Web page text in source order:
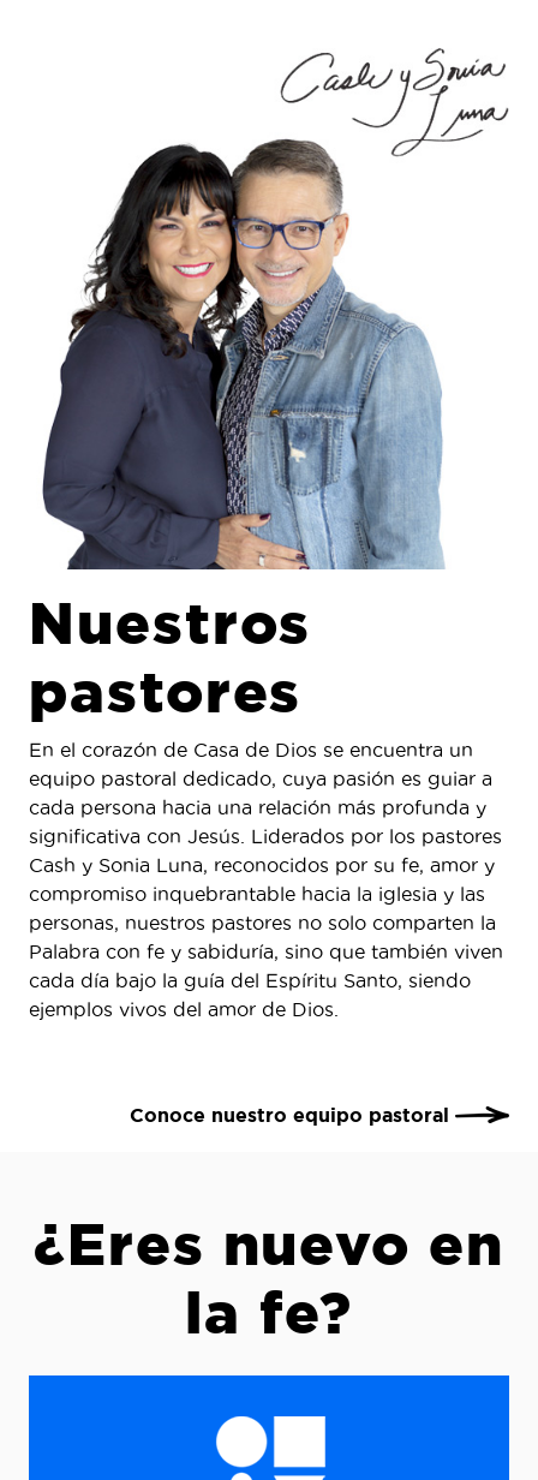
Nuestros
pastores
En el corazón de Casa de Dios se encuentra un
equipo pastoral dedicado, cuya pasión es guiar a
cada persona hacia una relación más profunda y
significativa con Jesús. Liderados por los pastores
Cash y Sonia Luna, reconocidos por su fe, amor y
compromiso inquebrantable hacia la iglesia y las
personas, nuestros pastores no solo comparten la
Palabra con fe y sabiduría, sino que también viven
cada día bajo la guía del Espíritu Santo, siendo
ejemplos vivos del amor de Dios.
Conoce nuestro equipo pastoral
¿Eres nuevo en
la fe?